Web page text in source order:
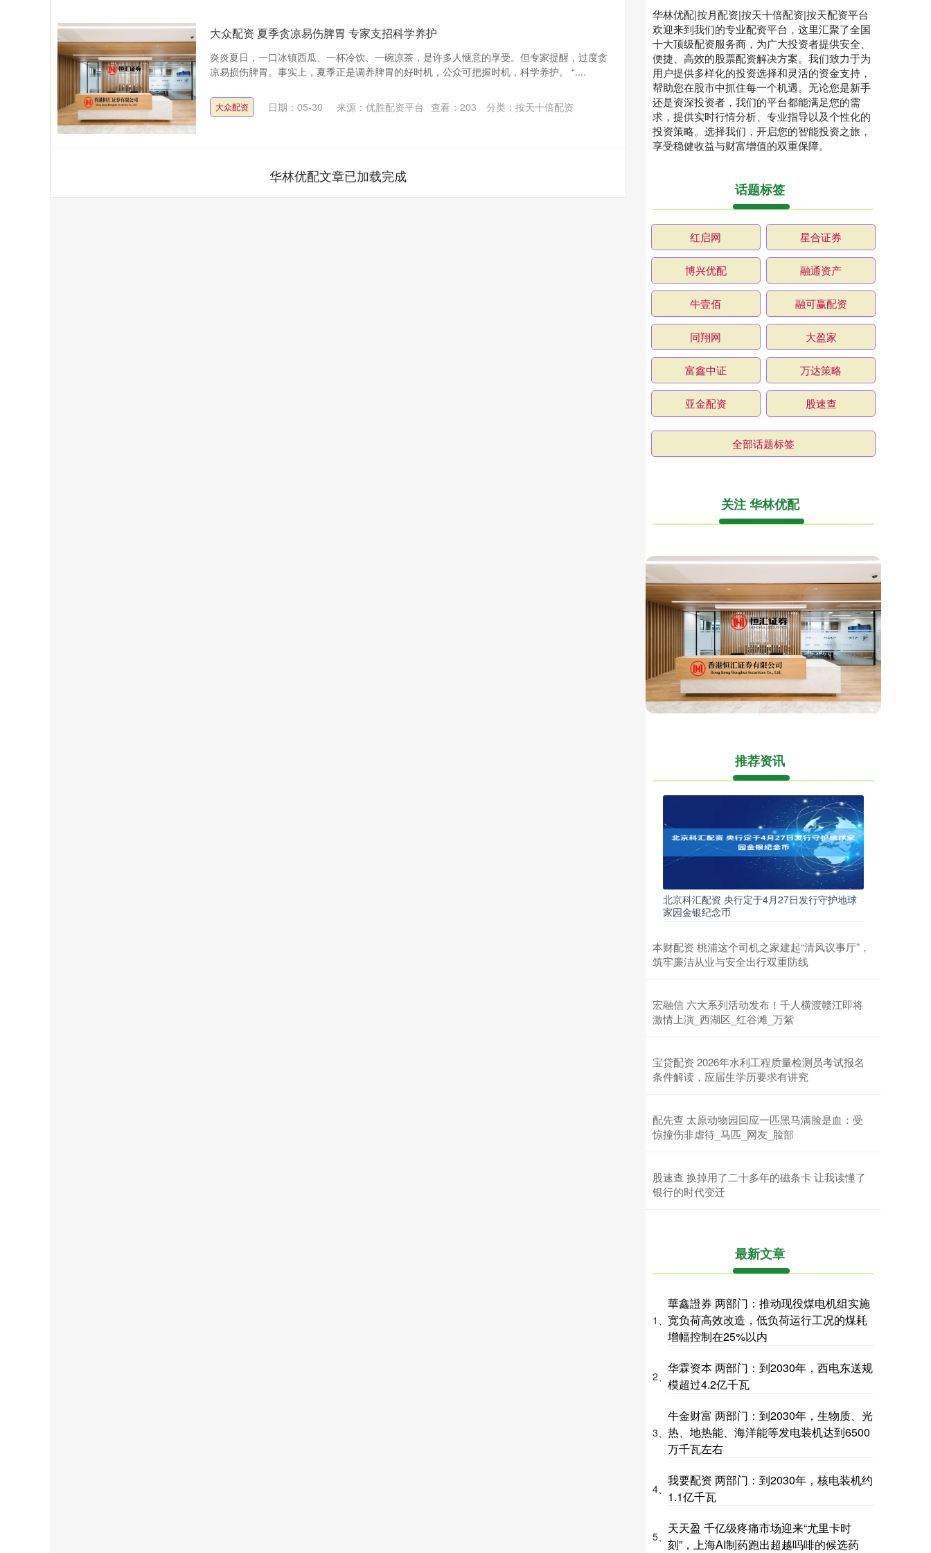
大众配资 夏季贪凉易伤脾胃 专家支招科学养护
炎炎夏日，一口冰镇西瓜、一杯冷饮、一碗凉茶，是许多人惬意的享受。但专家提醒，过度贪
凉易损伤脾胃。事实上，夏季正是调养脾胃的好时机，公众可把握时机，科学养护。 “....
大众配资 日期：05-30 来源：优胜配资平台 查看： 203 分类： 按天十倍配资
华林优配文章已加载完成
华林优配|按月配资|按天十倍配资|按天配资平台
欢迎来到我们的专业配资平台，这里汇聚了全国
十大顶级配资服务商，为广大投资者提供安全、
便捷、高效的股票配资解决方案。我们致力于为
用户提供多样化的投资选择和灵活的资金支持，
帮助您在股市中抓住每一个机遇。无论您是新手
还是资深投资者，我们的平台都能满足您的需
求，提供实时行情分析、专业指导以及个性化的
投资策略。选择我们，开启您的智能投资之旅，
享受稳健收益与财富增值的双重保障。
话题标签
红启网 星合证券
博兴优配 融通资产
牛壹佰 融可赢配资
同翔网 大盈家
富鑫中证 万达策略
亚金配资 股速查
全部话题标签
关注 华林优配
推荐资讯
北京科汇配资 央行定于4月27日发行守护地球
家园金银纪念币
本财配资 桃浦这个司机之家建起“清风议事厅”，
筑牢廉洁从业与安全出行双重防线
宏融信 六大系列活动发布！千人横渡赣江即将
激情上演_西湖区_红谷滩_万紫
宝贷配资 2026年水利工程质量检测员考试报名
条件解读，应届生学历要求有讲究
配先查 太原动物园回应一匹黑马满脸是血：受
惊撞伤非虐待_马匹_网友_脸部
股速查 换掉用了二十多年的磁条卡 让我读懂了
银行的时代变迁
最新文章
1、
華鑫證券 两部门：推动现役煤电机组实施
宽负荷高效改造，低负荷运行工况的煤耗
增幅控制在25%以内
2、
华霖资本 两部门：到2030年，西电东送规
模超过4.2亿千瓦
3、
牛金财富 两部门：到2030年，生物质、光
热、地热能、海洋能等发电装机达到6500
万千瓦左右
4、
我要配资 两部门：到2030年，核电装机约
1.1亿千瓦
5、
天天盈 千亿级疼痛市场迎来“尤里卡时
刻”，上海AI制药跑出超越吗啡的候选药